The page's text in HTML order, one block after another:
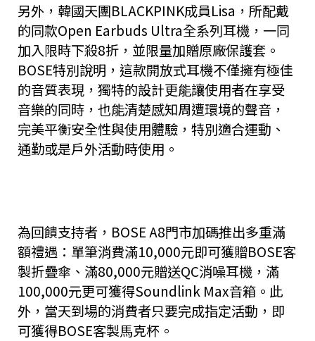
另外，韓國天團BLACKPINK成員Lisa，所配戴
的同款Open Earbuds Ultra全系列耳機，一同
加入限時下殺8折，並限量加贈原廠保護套。
BOSE特別說明，這款開放式耳機不僅擁有極佳
的音質表現，獨特的設計更能讓使用者在享受
音樂的同時，也能清楚感知周遭環境的聲音，
完美平衡安全性與使用體驗，特別適合運動、
通勤或是戶外活動時使用。
為回饋支持者，BOSE A8門市加碼推出多重滿
額禮遇：單筆消費滿10,000元即可獲贈BOSE客
製折疊傘、滿80,000元贈送QC消噪耳機，滿
100,000元更可獲得Soundlink Max音箱。此
外，當天到場的消費者只要完成指定活動，即
可獲得BOSE客製馬克杯。